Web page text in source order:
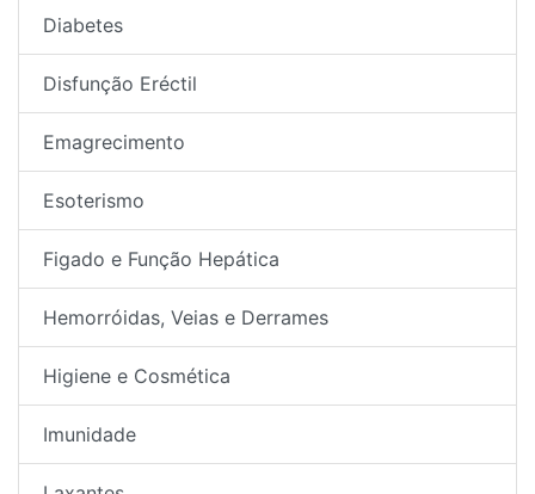
Diabetes
Disfunção Eréctil
Emagrecimento
Esoterismo
Figado e Função Hepática
Hemorróidas, Veias e Derrames
Higiene e Cosmética
Imunidade